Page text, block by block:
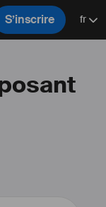
S’inscrire fr